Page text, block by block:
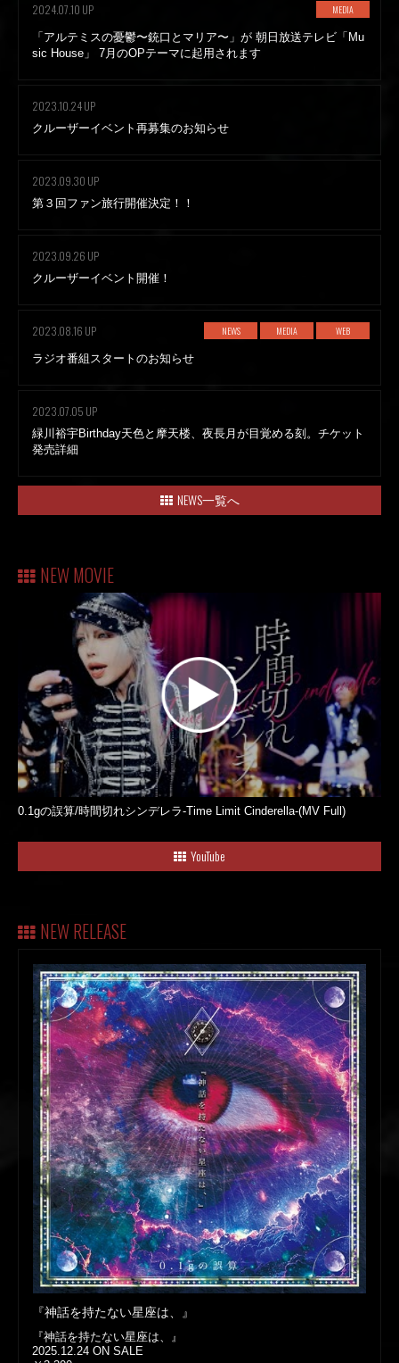
2024.07.10 UP MEDIA
「アルテミスの憂鬱〜銃口とマリア〜」が 朝日放送テレビ「Mu
sic House」 7月のOPテーマに起用されます
2023.10.24 UP
クルーザーイベント再募集のお知らせ
2023.09.30 UP
第３回ファン旅行開催決定！！
2023.09.26 UP
クルーザーイベント開催！
2023.08.16 UP NEWS MEDIA WEB
ラジオ番組スタートのお知らせ
2023.07.05 UP
緑川裕宇Birthday天色と摩天楼、夜長月が目覚める刻。チケット
発売詳細
NEWS一覧へ
NEW MOVIE
0.1gの誤算/時間切れシンデレラ-Time Limit Cinderella-(MV Full)
YouTube
NEW RELEASE
『神話を持たない星座は、』
『神話を持たない星座は、』
2025.12.24 ON SALE